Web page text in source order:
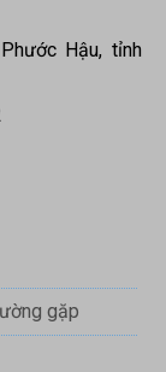
Hậu, tỉnh
gặp